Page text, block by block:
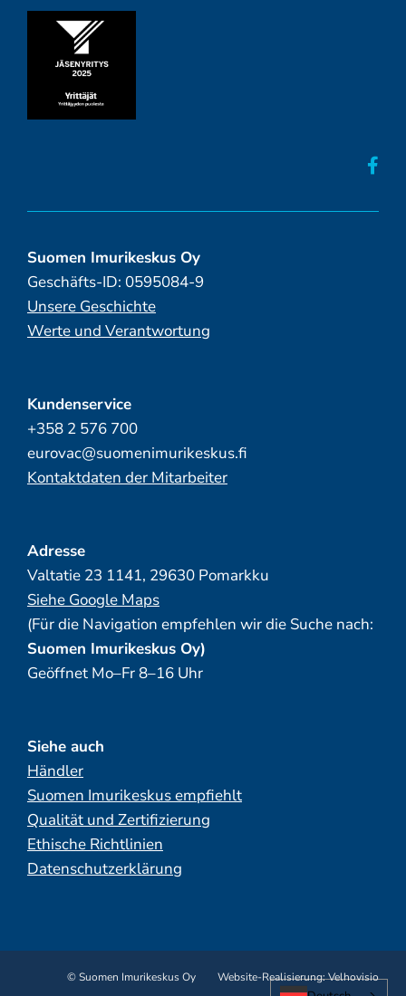
Suomen Imurikeskus Oy
Geschäfts-ID: 0595084-9
Unsere Geschichte
Werte und Verantwortung
Kundenservice
+358 2 576 700
eurovac@suomenimurikeskus.fi
Kontaktdaten der Mitarbeiter
Adresse
Valtatie 23 1141, 29630 Pomarkku
Siehe Google Maps
(Für die Navigation empfehlen wir die Suche nach:
Suomen Imurikeskus Oy)
Geöffnet Mo–Fr 8–16 Uhr
Siehe auch
Händler
Suomen Imurikeskus empfiehlt
Qualität und Zertifizierung
Ethische Richtlinien
Datenschutzerklärung
© Suomen Imurikeskus Oy Website-Realisierung:Velhovisio